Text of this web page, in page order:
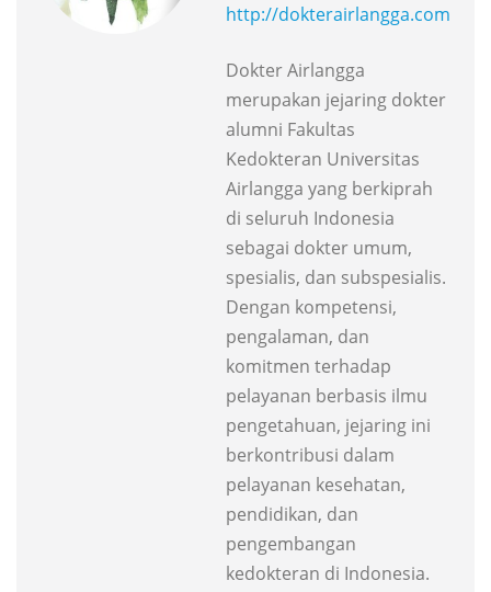
http://dokterairlangga.com
Dokter Airlangga
merupakan jejaring dokter
alumni Fakultas
Kedokteran Universitas
Airlangga yang berkiprah
di seluruh Indonesia
sebagai dokter umum,
spesialis, dan subspesialis.
Dengan kompetensi,
pengalaman, dan
komitmen terhadap
pelayanan berbasis ilmu
pengetahuan, jejaring ini
berkontribusi dalam
pelayanan kesehatan,
pendidikan, dan
pengembangan
kedokteran di Indonesia.